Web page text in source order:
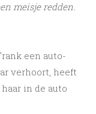
meisje redden.
een auto-
verhoort, heeft
in de auto